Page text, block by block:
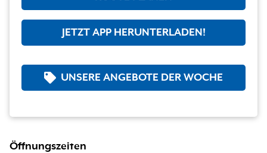
JETZT APP HERUNTERLADEN!
UNSERE ANGEBOTE DER WOCHE
Öffnungszeiten